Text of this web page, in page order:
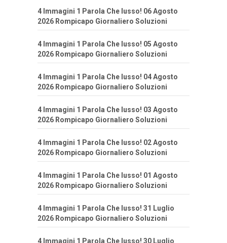
4 Immagini 1 Parola Che lusso! 06 Agosto
2026 Rompicapo Giornaliero Soluzioni
4 Immagini 1 Parola Che lusso! 05 Agosto
2026 Rompicapo Giornaliero Soluzioni
4 Immagini 1 Parola Che lusso! 04 Agosto
2026 Rompicapo Giornaliero Soluzioni
4 Immagini 1 Parola Che lusso! 03 Agosto
2026 Rompicapo Giornaliero Soluzioni
4 Immagini 1 Parola Che lusso! 02 Agosto
2026 Rompicapo Giornaliero Soluzioni
4 Immagini 1 Parola Che lusso! 01 Agosto
2026 Rompicapo Giornaliero Soluzioni
4 Immagini 1 Parola Che lusso! 31 Luglio
2026 Rompicapo Giornaliero Soluzioni
4 Immagini 1 Parola Che lusso! 30 Luglio